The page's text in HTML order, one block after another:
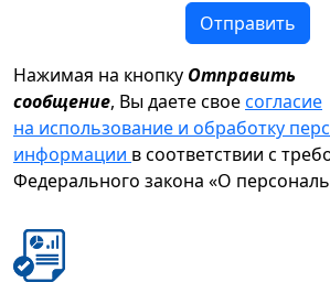
Отправить
Нажимая на кнопку Отправить
сообщение, Вы даете своесогласие
на использование и обработку
информации в соответствии с
Федерального закона «О